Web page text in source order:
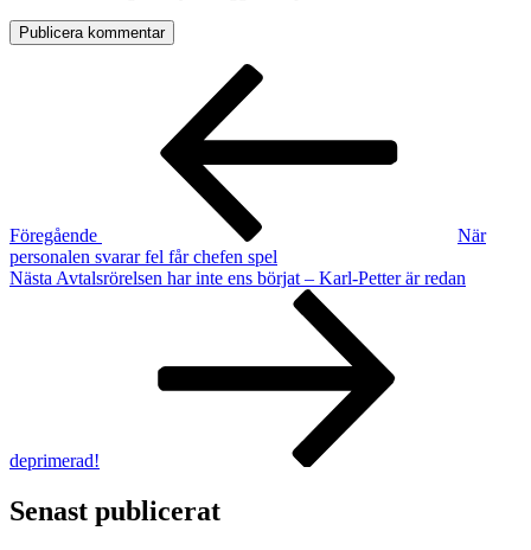
Inläggsnavigering
Föregående
När
personalen svarar fel får chefen spel
Nästa
Nästa Avtalsrörelsen har inte ens börjat – Karl-Petter är redan
deprimerad!
Senast publicerat